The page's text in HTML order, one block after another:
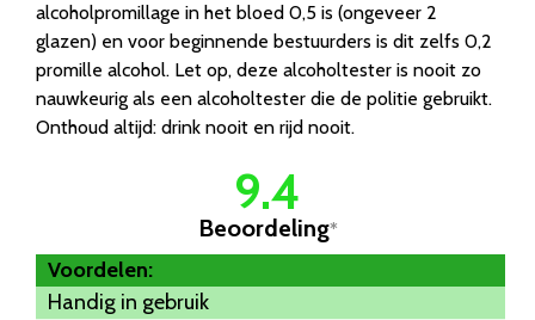
alcoholpromillage in het bloed 0,5 is (ongeveer 2
glazen) en voor beginnende bestuurders is dit zelfs 0,2
promille alcohol. Let op, deze alcoholtester is nooit zo
nauwkeurig als een alcoholtester die de politie gebruikt.
Onthoud altijd: drink nooit en rijd nooit.
9.4
Beoordeling*
Voordelen:
Handig in gebruik